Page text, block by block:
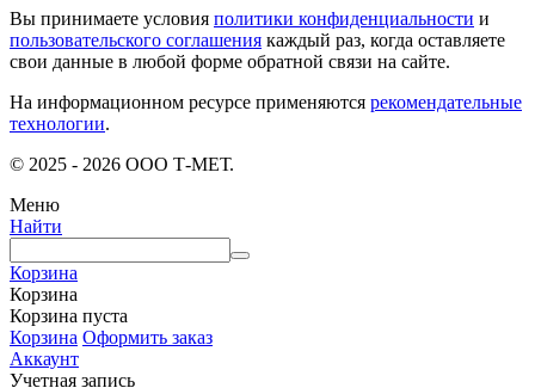
Вы принимаете условия политики конфиденциальности и
пользовательского соглашения каждый раз, когда оставляете
свои данные в любой форме обратной связи на сайте.
На информационном ресурсе применяются рекомендательные
технологии.
© 2025 - 2026 ООО Т-МЕТ.
Меню
Найти
Корзина
Корзина
Корзина пуста
Корзина Оформить заказ
Аккаунт
Учетная запись